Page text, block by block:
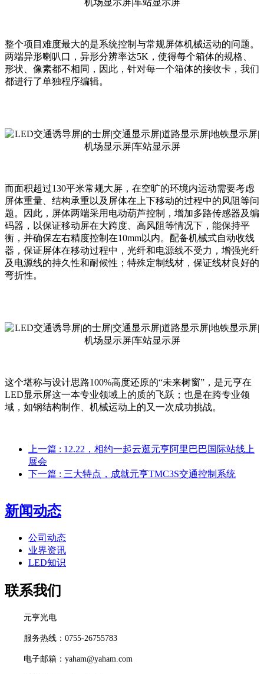
整个项目难度最大的是系统控制与常规屏体机械运动的问题。
两端异形喇叭口，异形分辨率达5K，使得每个箱体的规格、
形状、像素都不相同，因此，针对每一个箱体的接收卡，我们
都进行了单独程序编辑。
而面积超过130平米常规大屏，在空旷的环境内运动需要考虑
屏体重量、结构承重以及屏体在上下移动的过程中的风阻等问
题。因此，屏体两端采用电动葫芦控制，增加多路传感器及编
码器，以保证移动屏在大跨度、高风阻等情况下，能保持平
衡，并确保左右精度控制在10mm以内。配备机械式自动收线
器，保证屏体在移动过程中，光纤和电源线不受力，增强光纤
及电源线的持久性和耐候性；特殊定制线材，保证线材良好的
弯折性。
这个堪称与设计思路100%高度还原的“未来树窗”，是元亨在
LED显示屏这一本专业领域上的质的飞跃；也是在跨专业领
域，如钢结构制作、机械运动上的又一次成功挑战。
上一篇 : 12.22，相约一起云逛元亨阿里巴巴国际站线上
展会
下一篇 : 三大特点，成就元亨TMC3S交通控制系统
新闻动态
公司动态
业界资讯
LED知识
联系我们
元亨光电
服务热线：0755-26755783
电子邮箱：yaham@yaham.com